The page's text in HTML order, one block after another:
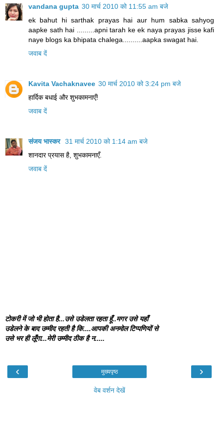
vandana gupta 30 मार्च 2010 को 11:55 am बजे
ek bahut hi sarthak prayas hai aur hum sabka sahyog
aapke sath hai .........apni tarah ke ek naya prayas jisse kafi
naye blogs ka bhipata chalega..........aapka swagat hai.
जवाब दें
Kavita Vachaknavee 30 मार्च 2010 को 3:24 pm बजे
हार्दिक बधाई और शुभकामनाएँ!
जवाब दें
संजय भास्‍कर 31 मार्च 2010 को 1:14 am बजे
शानदार प्रयास है, शुभकामनाएँ.
जवाब दें
टोकरी में जो भी होता है...उसे उडेलता रहता हूँ..मगर उसे यहाँ
उडेलने के बाद उम्मीद रहती है कि....आपकी अनमोल टिप्पणियों से
उसे भर ही लूँगा...मेरी उम्मीद ठीक है न.....
‹ ›
मुख्यपृष्ठ
वेब वर्शन देखें